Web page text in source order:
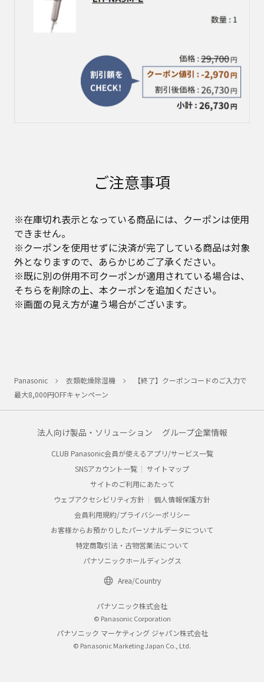
ご注意事項
※在庫切れ表示となっている商品には、クーポンは使用
できません。
※クーポンを使用せずに決済が完了している商品は対象
外となりますので、あらかじめご了承ください。
※既に別の併用不可クーポンが適用されている場合は、
そちらを削除の上、本クーポンを追加ください。
※画面の見え方が違う場合がございます。
Panasonic 衣類乾燥除湿機
【終了】クーポンコードのご入力で
最大8,000円OFFキャンペーン
法人向け製品・ソリューション グループ企業情報
CLUB Panasonic会員が使えるアプリ/サービス一覧
SNSアカウント一覧
サイトマップ
サイトのご利用にあたって
ウェブアクセシビリティ方針
個人情報保護方針
会員利用規約/プライバシーポリシー
お客様からお預かりしたパーソナルデータについて
特定商取引法・古物営業法について
パナソニックホールディングス
Area/Country
パナソニック株式会社
© Panasonic Corporation
パナソニック マーケティング ジャパン株式会社
© Panasonic Marketing Japan Co., Ltd.